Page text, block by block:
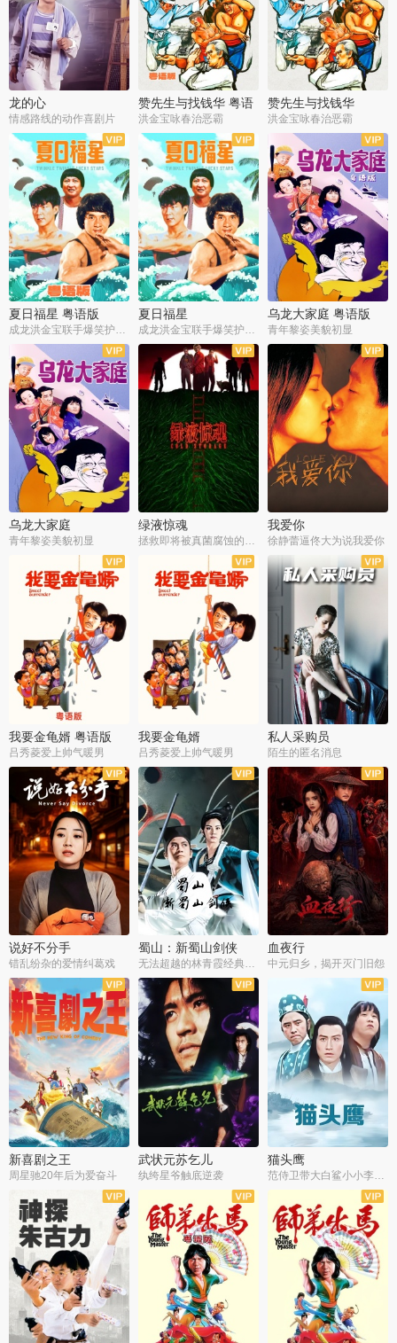
龙的心
情感路线的动作喜剧片
赞先生与找钱华 粤语
版
洪金宝咏春治恶霸
赞先生与找钱华
洪金宝咏春治恶霸
夏日福星 粤语版
成龙洪金宝联手爆笑护美女
夏日福星
成龙洪金宝联手爆笑护美女
乌龙大家庭 粤语版
青年黎姿美貌初显
乌龙大家庭
青年黎姿美貌初显
绿液惊魂
拯救即将被真菌腐蚀的世界
我爱你
徐静蕾逼佟大为说我爱你
我要金龟婿 粤语版
吕秀菱爱上帅气暖男
我要金龟婿
吕秀菱爱上帅气暖男
私人采购员
陌生的匿名消息
说好不分手
错乱纷杂的爱情纠葛戏
蜀山：新蜀山剑侠
无法超越的林青霞经典角色
血夜行
中元归乡，揭开灭门旧怨
新喜剧之王
周星驰20年后为爱奋斗
武状元苏乞儿
纨绔星爷触底逆袭
猫头鹰